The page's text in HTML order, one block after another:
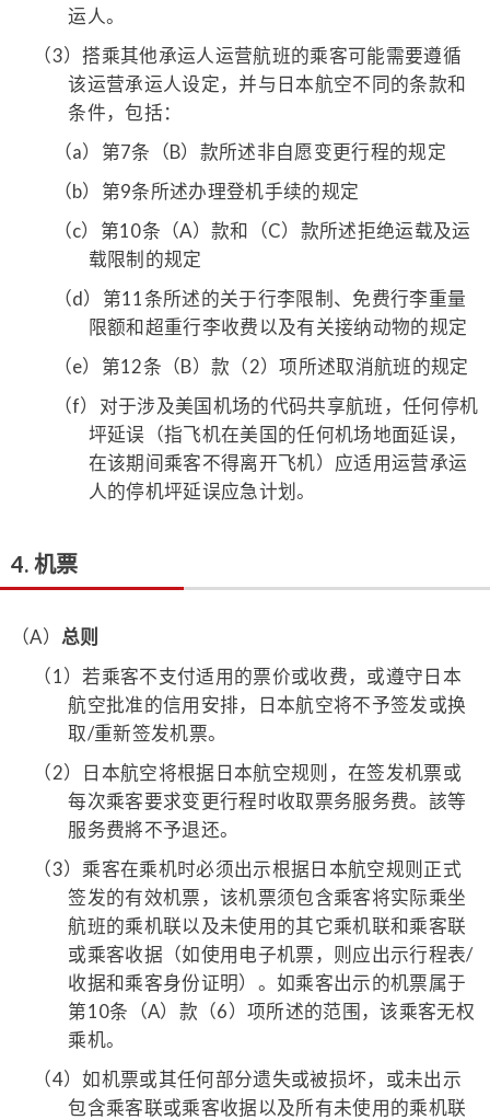
运人。
（3）搭乘其他承运人运营航班的乘客可能需要遵循
该运营承运人设定，并与日本航空不同的条款和
条件，包括：
（a） 第7条（B）款所述非自愿变更行程的规定
（b） 第9条所述办理登机手续的规定
（c） 第10条（A）款和（C）款所述拒绝运载及运
载限制的规定
（d） 第11条所述的关于行李限制、免费行李重量
限额和超重行李收费以及有关接纳动物的规定
（e） 第12条（B）款（2）项所述取消航班的规定
（f） 对于涉及美国机场的代码共享航班，任何停机
坪延误（指飞机在美国的任何机场地面延误，
在该期间乘客不得离开飞机）应适用运营承运
人的停机坪延误应急计划。
4. 机票
（A） 总则
（1）若乘客不支付适用的票价或收费，或遵守日本
航空批准的信用安排，日本航空将不予签发或换
取/重新签发机票。
（2）
日本航空将根据日本航空规则，在签发机票或
每次乘客要求变更行程时收取票务服务费。該等
服务费將不予退还。
（3） 乘客在乘机时必须出示根据日本航空规则正式
签发的有效机票，该机票须包含乘客将实际乘坐
航班的乘机联以及未使用的其它乘机联和乘客联
或乘客收据（如使用电子机票，则应出示行程表/
收据和乘客身份证明）。如乘客出示的机票属于
第10条（A）款（6）项所述的范围，该乘客无权
乘机。
（4）如机票或其任何部分遗失或被损坏，或未出示
包含乘客联或乘客收据以及所有未使用的乘机联